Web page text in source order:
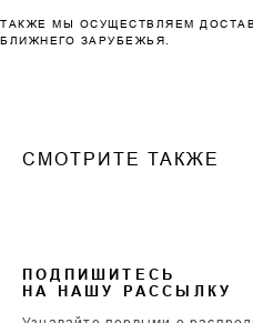
ТАКЖЕ МЫ ОСУЩЕСТВЛЯЕМ
БЛИЖНЕГО ЗАРУБЕЖЬЯ.
СМОТРИТЕ ТАКЖЕ
ПОДПИШИТЕСЬ
НА НАШУ РАССЫЛКУ